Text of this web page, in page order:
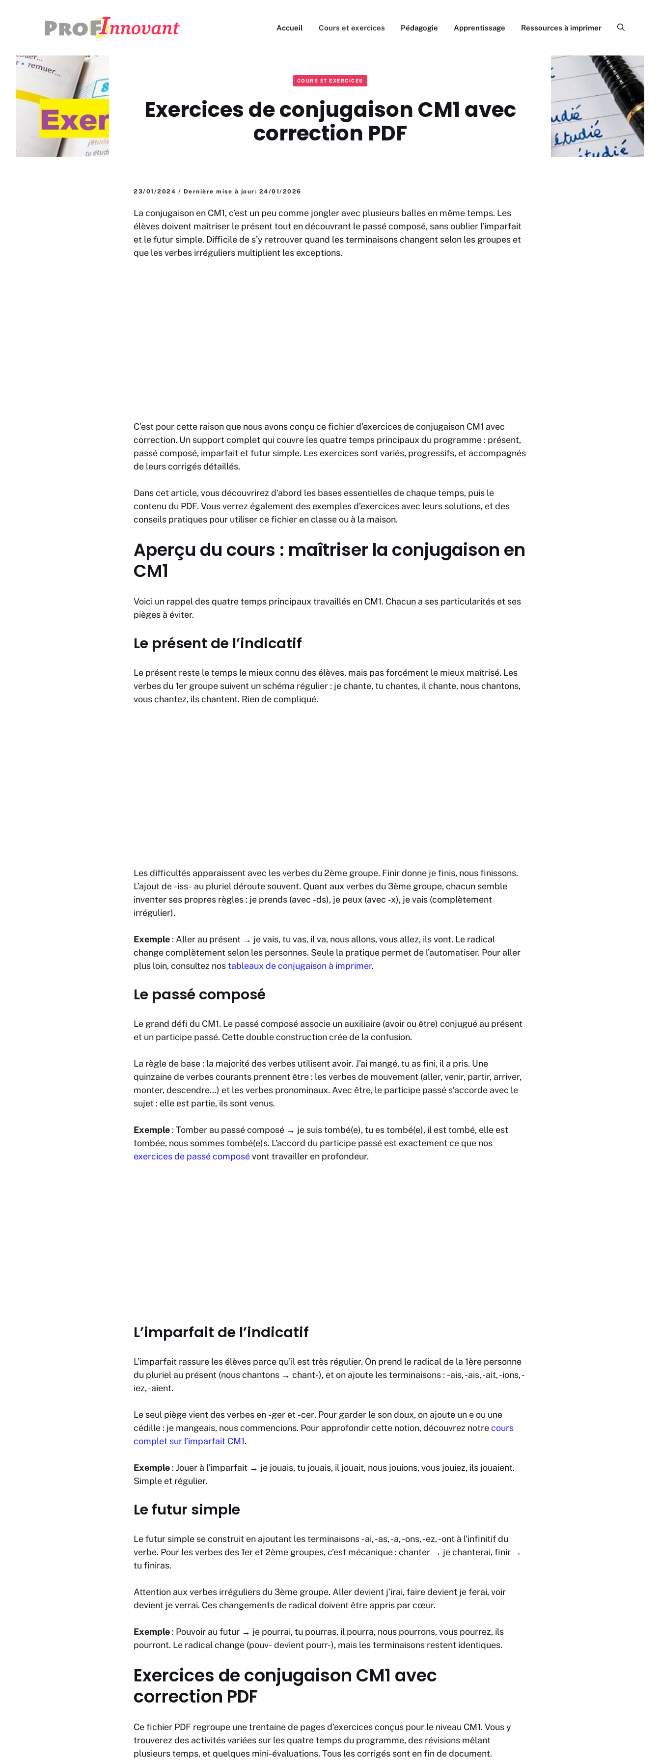
Accueil Cours et exercices Pédagogie Apprentissage Ressources à imprimer
COURS ET EXERCICES
Exercices de conjugaison CM1 avec
correction PDF
23/01/2024 / Dernière mise à jour: 24/01/2026
La conjugaison en CM1, c’est un peu comme jongler avec plusieurs balles en même temps. Les
élèves doivent maîtriser le présent tout en découvrant le passé composé, sans oublier l’imparfait
et le futur simple. Difficile de s’y retrouver quand les terminaisons changent selon les groupes et
que les verbes irréguliers multiplient les exceptions.
C’est pour cette raison que nous avons conçu ce fichier d’exercices de conjugaison CM1 avec
correction. Un support complet qui couvre les quatre temps principaux du programme : présent,
passé composé, imparfait et futur simple. Les exercices sont variés, progressifs, et accompagnés
de leurs corrigés détaillés.
Dans cet article, vous découvrirez d’abord les bases essentielles de chaque temps, puis le
contenu du PDF. Vous verrez également des exemples d’exercices avec leurs solutions, et des
conseils pratiques pour utiliser ce fichier en classe ou à la maison.
Aperçu du cours : maîtriser la conjugaison en
CM1
Voici un rappel des quatre temps principaux travaillés en CM1. Chacun a ses particularités et ses
pièges à éviter.
Le présent de l’indicatif
Le présent reste le temps le mieux connu des élèves, mais pas forcément le mieux maîtrisé. Les
verbes du 1er groupe suivent un schéma régulier : je chante, tu chantes, il chante, nous chantons,
vous chantez, ils chantent. Rien de compliqué.
Les difficultés apparaissent avec les verbes du 2ème groupe. Finirdonne je finis, nous finissons.
L’ajout de -iss- au pluriel déroute souvent. Quant aux verbes du 3ème groupe, chacun semble
inventer ses propres règles : je prends (avec -ds), je peux (avec -x), je vais (complètement
irrégulier).
Exemple : Aller au présent → je vais, tu vas, il va, nous allons, vous allez, ils vont. Le radical
change complètement selon les personnes. Seule la pratique permet de l’automatiser. Pour aller
plus loin, consultez nostableaux de conjugaison à imprimer.
Le passé composé
Le grand défi du CM1. Le passé composé associe un auxiliaire (avoirou être) conjugué au présent
et un participe passé. Cette double construction crée de la confusion.
La règle de base : la majorité des verbes utilisent avoir. J’ai mangé, tu as fini, il a pris. Une
quinzaine de verbes courants prennent être : les verbes de mouvement (aller, venir, partir, arriver,
monter, descendre…) et les verbes pronominaux. Avec être, le participe passé s’accorde avec le
sujet : elle est partie, ils sont venus.
Exemple : Tomber au passé composé → je suis tombé(e), tu es tombé(e), il est tombé, elle est
tombée, nous sommes tombé(e)s. L’accord du participe passé est exactement ce que nos
exercices de passé composévont travailler en profondeur.
L’imparfait de l’indicatif
L’imparfait rassure les élèves parce qu’il est très régulier. On prend le radical de la 1ère personne
du pluriel au présent (nous chantons → chant-), et on ajoute les terminaisons : -ais, -ais, -ait, -ions, -
iez, -aient.
Le seul piège vient des verbes en -ger et -cer. Pour garder le son doux, on ajoute un eou une
cédille : je mangeais, nous commencions. Pour approfondir cette notion, découvrez notrecours
complet sur l’imparfait CM1.
Exemple : Jouer à l’imparfait → je jouais, tu jouais, il jouait, nous jouions, vous jouiez, ils jouaient.
Simple et régulier.
Le futur simple
Le futur simple se construit en ajoutant les terminaisons -ai, -as, -a, -ons, -ez, -ont à l’infinitif du
verbe. Pour les verbes des 1er et 2ème groupes, c’est mécanique : chanter → je chanterai, finir →
tu finiras.
Attention aux verbes irréguliers du 3ème groupe. Allerdevient j’irai, fairedevient je ferai, voir
devient je verrai. Ces changements de radical doivent être appris par cœur.
Exemple : Pouvoir au futur → je pourrai, tu pourras, il pourra, nous pourrons, vous pourrez, ils
pourront. Le radical change (pouv- devient pourr-), mais les terminaisons restent identiques.
Exercices de conjugaison CM1 avec
correction PDF
Ce fichier PDF regroupe une trentaine de pages d’exercices conçus pour le niveau CM1. Vous y
trouverez des activités variées sur les quatre temps du programme, des révisions mêlant
plusieurs temps, et quelques mini-évaluations. Tous les corrigés sont en fin de document.